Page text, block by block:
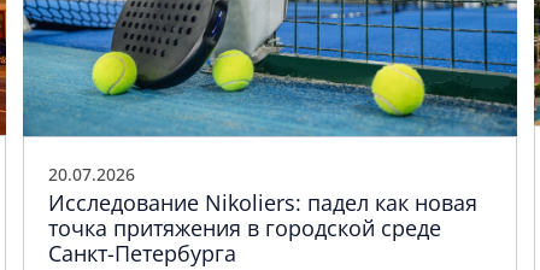
20.07.2026
Исследование Nikoliers: падел как новая
точка притяжения в городской среде
Санкт-Петербурга